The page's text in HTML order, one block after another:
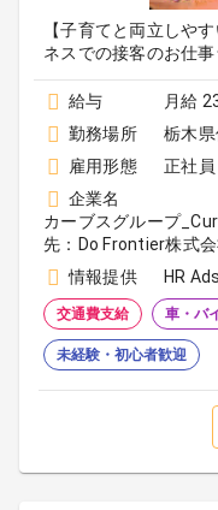
【子育てと両立しや
ネスでの接客のお仕
給与
月給
勤務場所
栃木
雇用形態
正社員
企業名
カーブスグループ
先：Do Frontier株式
情報提供
HR
交通費支給 車・バ
未経験・初心者歓迎